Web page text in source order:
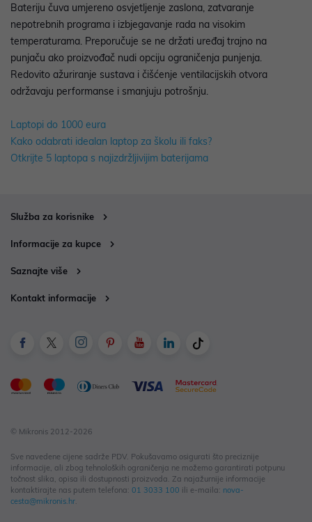
Bateriju čuva umjereno osvjetljenje zaslona, zatvaranje
nepotrebnih programa i izbjegavanje rada na visokim
temperaturama. Preporučuje se ne držati uređaj trajno na
punjaču ako proizvođač nudi opciju ograničenja punjenja.
Redovito ažuriranje sustava i čišćenje ventilacijskih otvora
održavaju performanse i smanjuju potrošnju.
Laptopi do 1000 eura
Kako odabrati idealan laptop za školu ili faks?
Otkrijte 5 laptopa s najizdržljivijim baterijama
Služba za korisnike
Informacije za kupce
Saznajte više
Kontakt informacije
© Mikronis 2012-2026
Sve navedene cijene sadrže PDV. Pokušavamo osigurati što preciznije
informacije, ali zbog tehnoloških ograničenja ne možemo garantirati potpunu
točnost slika, opisa ili dostupnosti proizvoda. Za najažurnije informacije
kontaktirajte nas putem telefona: 01 3033 100 ili e-maila: nova-
cesta@mikronis.hr